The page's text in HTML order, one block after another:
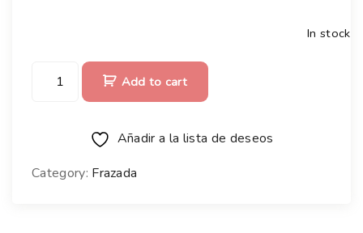
In stock
Add to cart
Añadir a la lista de deseos
Category: Frazada